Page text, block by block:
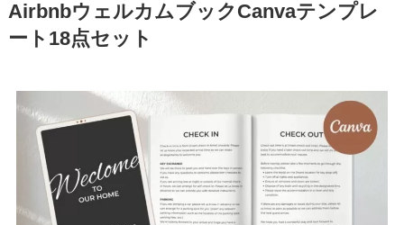
AirbnbウェルカムブックCanvaテンプレ
ート18点セット